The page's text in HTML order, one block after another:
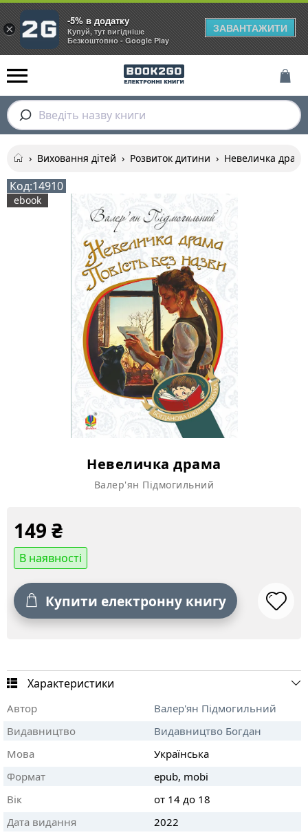
Введіть назву книги
› Виховання дітей › Розвиток дитини › Невеличка драма
Код:14910
ebook
Невеличка драма
Валер'ян Підмогильний
149 ₴
В наявності
Купити електронну книгу
Характеристики
Автор
Валер'ян Підмогильний
Видавництво
Видавництво Богдан
Мова
Українська
Формат
epub, mobi
Вік
от 14 до 18
Дата видання
2022
×
-5% в додатку
Купуй, тут вигідніше
Безкоштовно - Google Play
ЗАВАНТАЖИТИ